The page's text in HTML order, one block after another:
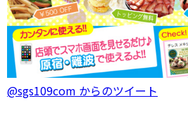
@sgs109com からのツイート